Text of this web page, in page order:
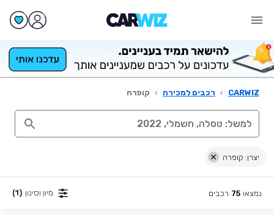
CARWIZ
› רכבים למכירה › קופרה
יצרן: קופרה
נמצאו 75 רכבים מיון וסינון (1)